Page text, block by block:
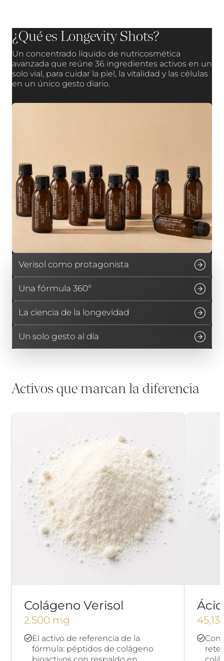
¿Qué es Longevity Shots?
Un concentrado líquido de nutricosmética
avanzada que reúne 36 ingredientes activos en un
solo vial, para cuidar la piel, la vitalidad y las células
en un único gesto diario.
Verisol como protagonista
Una fórmula 360º
La ciencia de la longevidad
Un solo gesto al día
Activos que marcan la diferencia
Colágeno Verisol
2.500 mg
El activo de referencia de la
fórmula: péptidos de colágeno
bioactivos con respaldo en